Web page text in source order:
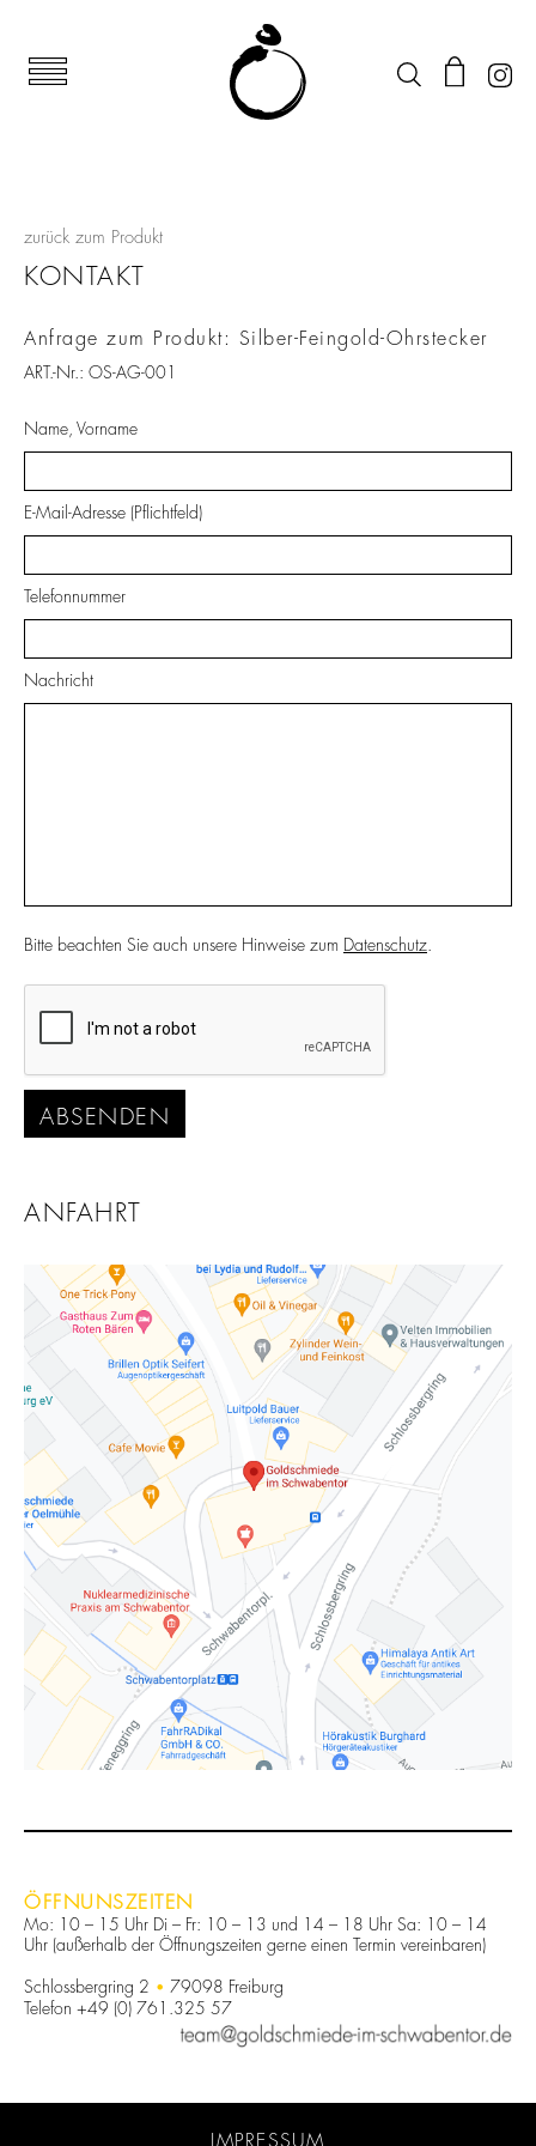
zurück zum Produkt
KONTAKT
Anfrage zum Produkt: Silber-Feingold-Ohrstecker
ART.-Nr.: OS-AG-001
Name, Vorname
E-Mail-Adresse (Pflichtfeld)
Telefonnummer
Nachricht
Bitte beachten Sie auch unsere Hinweise zum Datenschutz
ABSENDEN
ANFAHRT
ÖFFNUNSZEITEN
Mo: 10 – 15 Uhr Di – Fr: 10 – 13 und 14 – 18 Uhr Sa: 10 – 14
Uhr (außerhalb der Öffnungszeiten gerne einen Termin vereinbaren)
Schlossbergring 2
79098 Freiburg
Telefon +49 (0) 761.325 57
IMPRESSUM